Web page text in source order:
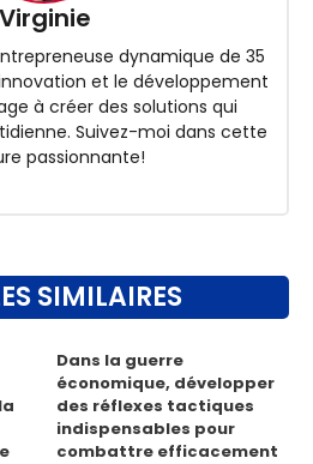
Virginie
dynamique de 35
et le développement
à créer des solutions qui
Suivez-moi dans cette
passionnante!
SIMILAIRES
Dans la guerre
économique, développer
des réflexes tactiques
indispensables pour
combattre efficacement